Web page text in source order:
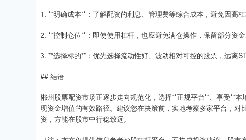
1. **明确成本**：了解配资的利息、管理费等综合成本，避免因高杠
2. **控制仓位**：即使使用杠杆，也应避免满仓操作，保留部分资金
3. **选择标的**：优先选择流动性好、波动相对可控的股票，远离
## 结语
郴州股票配资市场正逐步走向规范化，选择**正规平台**、享受**
现资金增值的有效路径。建议您在决策前，实地考察多家平台，
资，方能在股市中行稳致远。